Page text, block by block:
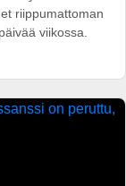
riippumattoman
viikossa.